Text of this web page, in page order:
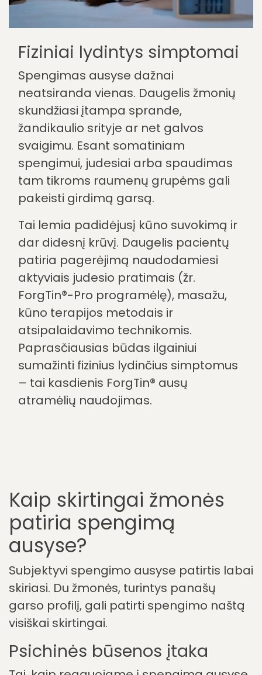
Fiziniai lydintys simptomai
Spengimas ausyse dažnai
neatsiranda vienas. Daugelis žmonių
skundžiasi įtampa sprande,
žandikaulio srityje ar net galvos
svaigimu. Esant somatiniam
spengimui, judesiai arba spaudimas
tam tikroms raumenų grupėms gali
pakeisti girdimą garsą.
Tai lemia padidėjusį kūno suvokimą ir
dar didesnį krūvį. Daugelis pacientų
atsipalaidavimo technikomis.
Paprasčiausias būdas ilgainiui
sumažinti fizinius lydinčius simptomus
– tai kasdienis ForgTin® ausų
atramėlių naudojimas.
Kaip skirtingai žmonės